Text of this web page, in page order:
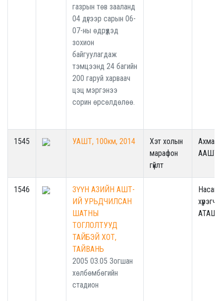
газрын төв зааланд
04 дүгээр сарын 06-
07-ны өдрүүдэд
зохион
байгуулагдаж
тэмцээнд 24 багийн
200 гаруй харваач
цэц мэргэнээ
сорин өрсөлдөлөө.
1545 УАШТ, 100км, 2014
Хэт холын
марафон
гүйлт
ААШТ
1546
ЗҮҮН АЗИЙН АШТ-
ИЙ УРЬДЧИЛСАН
ШАТНЫ
ТОГЛОЛТУУД
ТАЙБЭЙ ХОТ,
ТАЙВАНЬ
2005 03.05 Зогшан
хөлбөмбөгийн
стадион
Насанд
АТАШТ